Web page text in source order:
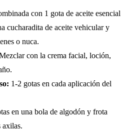
con 1 gota de aceite esencial
cucharadita de aceite vehicular y
o nuca.
con la crema facial, loción,
1-2 gotas en cada aplicación del
en una bola de algodón y frota
axilas.